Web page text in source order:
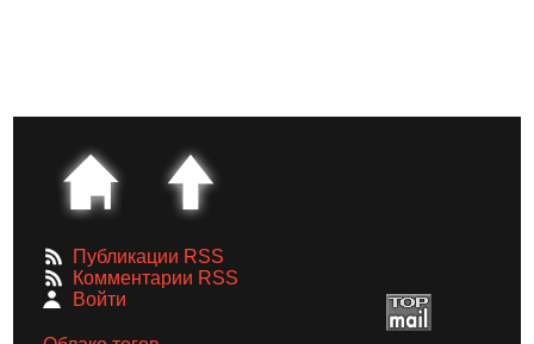
Публикации RSS
Комментарии RSS
Войти